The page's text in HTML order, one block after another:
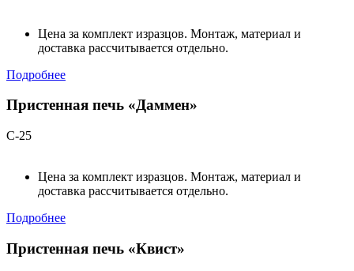
Цена за комплект изразцов. Монтаж, материал и
доставка рассчитывается отдельно.
Подробнее
Пристенная печь «Даммен»
С-25
Цена за комплект изразцов. Монтаж, материал и
доставка рассчитывается отдельно.
Подробнее
Пристенная печь «Квист»